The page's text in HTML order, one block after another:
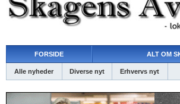
FORSIDE ALT OM
Alle nyheder Diverse nyt Erhvervs nyt